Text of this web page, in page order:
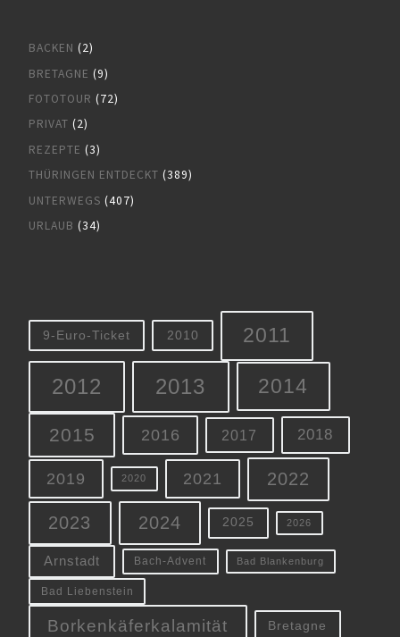
BACKEN (2)
BRETAGNE (9)
FOTOTOUR (72)
PRIVAT (2)
REZEPTE (3)
THÜRINGEN ENTDECKT (389)
UNTERWEGS (407)
URLAUB (34)
9-Euro-Ticket 2010 2011
2012 2013 2014
2015 2016 2017 2018
2019 2020 2021 2022
2023 2024 2025 2026
Arnstadt Bach-Advent Bad Blankenburg
Bad Liebenstein
Borkenkäferkalamität Bretagne